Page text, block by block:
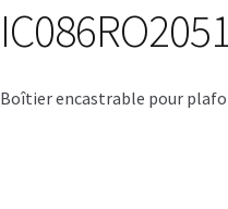
Boîtier encastrable pour